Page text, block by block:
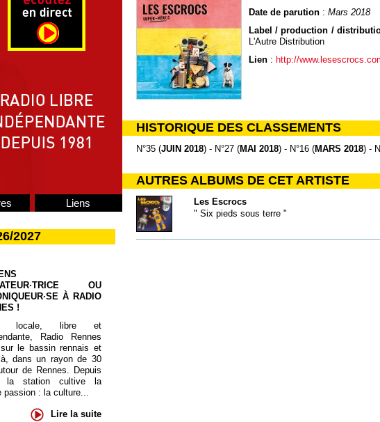
Liens
2027
OU
À RADIO
!
locale, libre et
Radio Rennes
le bassin rennais et
dans un rayon de 30
de Rennes. Depuis
la station cultive la
passion : la culture...
Lire la suite
Date de parution: Mars 2018
Label / production /
L'Autre Distribution
Lien: http://
HISTORIQUE DES CLASSEMENTS
N°35 (JUIN 2018) - N°27 (MAI 2018) - N°16 (MARS 2018) -
AUTRES ALBUMS DE CET ARTISTE
Les Escrocs
" Six pieds sous terre "